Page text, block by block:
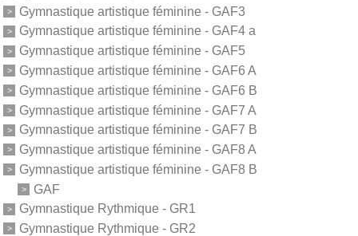
Gymnastique artistique féminine - GAF3
Gymnastique artistique féminine - GAF4 a
Gymnastique artistique féminine - GAF5
Gymnastique artistique féminine - GAF6 A
Gymnastique artistique féminine - GAF6 B
Gymnastique artistique féminine - GAF7 A
Gymnastique artistique féminine - GAF7 B
Gymnastique artistique féminine - GAF8 A
Gymnastique artistique féminine - GAF8 B
GAF
Gymnastique Rythmique - GR1
Gymnastique Rythmique - GR2